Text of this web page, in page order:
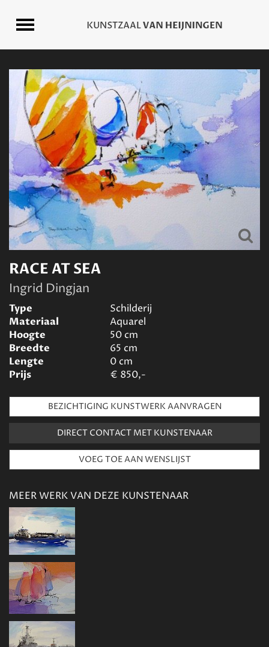
RACE AT SEA
Ingrid Dingjan
Type
Schilderij
Materiaal
Aquarel
Hoogte
50cm
Breedte
65 cm
Lengte
0cm
Prijs
€ 850,-
BEZICHTIGING KUNSTWERK AANVRAGEN
DIRECT CONTACT MET KUNSTENAAR
MEER WERK VAN DEZE KUNSTENAAR